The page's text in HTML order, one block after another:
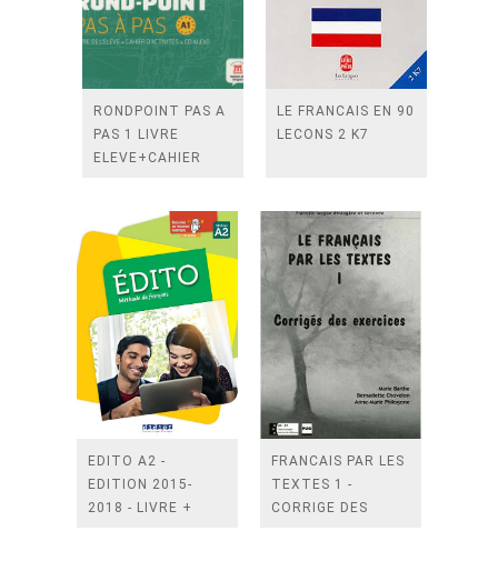
RONDPOINT PAS A
PAS 1 LIVRE
ELEVE+CAHIER
LE FRANCAIS EN 90
LECONS 2 K7
EDITO A2 -
EDITION 2015-
2018 - LIVRE +
FRANCAIS PAR LES
TEXTES 1 -
CORRIGE DES